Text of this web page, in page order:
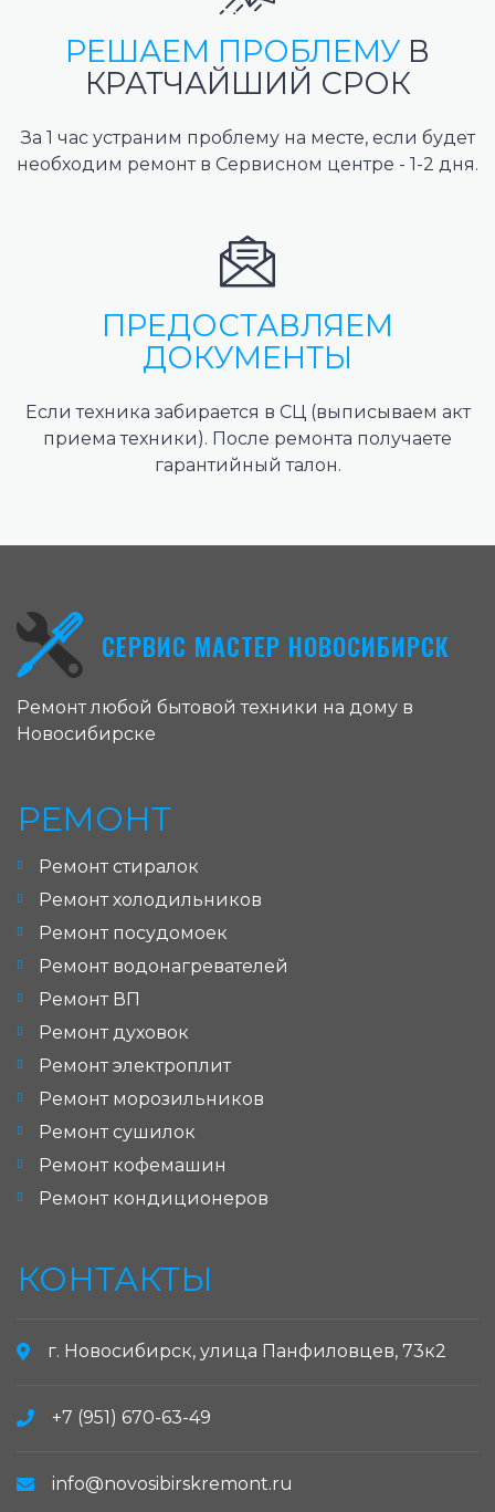
РЕШАЕМ ПРОБЛЕМУ В
КРАТЧАЙШИЙ СРОК
За 1 час устраним проблему на месте, если будет
необходим ремонт в Сервисном центре - 1-2 дня.
ПРЕДОСТАВЛЯЕМ
ДОКУМЕНТЫ
Если техника забирается в СЦ (выписываем акт
приема техники). После ремонта получаете
гарантийный талон.
СЕРВИС МАСТЕР НОВОСИБИРСК
Ремонт любой бытовой техники на дому в
Новосибирске
РЕМОНТ
Ремонт стиралок
Ремонт холодильников
Ремонт посудомоек
Ремонт водонагревателей
Ремонт ВП
Ремонт духовок
Ремонт электроплит
Ремонт морозильников
Ремонт сушилок
Ремонт кофемашин
Ремонт кондиционеров
КОНТАКТЫ
г. Новосибирск, улица Панфиловцев, 73к2
+7 (951) 670-63-49
info@novosibirskremont.ru